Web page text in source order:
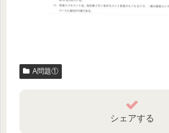
A問題①
シェアする